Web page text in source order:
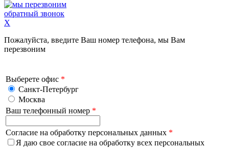
обратный звонок
X
Пожалуйста, введите Ваш номер телефона, мы Вам
перезвоним
Выберете офис *
Санкт-Петербург
Москва
Ваш телефонный номер *
Согласие на обработку персональных данных *
Я даю свое согласие на обработку всех персональных